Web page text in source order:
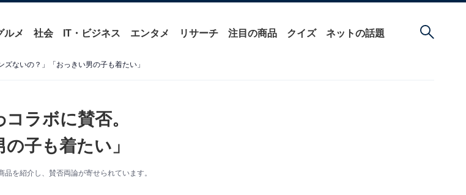
ルメ 社会 IT・ビジネス エンタメ リサーチ 注目の商品 クイズ ネットの話題
ないの？」「おっきい男の子も着たい」
ラボに賛否。
子も着たい」
を紹介し、賛否両論が寄せられています。